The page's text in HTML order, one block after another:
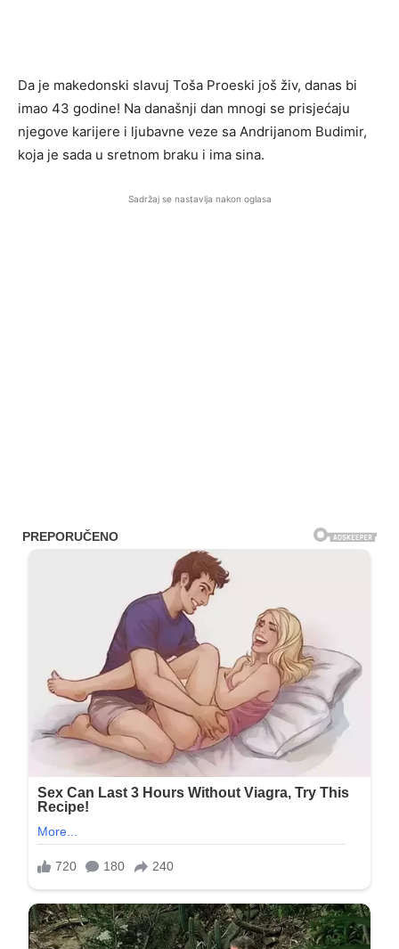
Da je makedonski slavuj Toša Proeski još živ, danas bi
imao 43 godine! Na današnji dan mnogi se prisjećaju
njegove karijere i ljubavne veze sa Andrijanom Budimir,
koja je sada u sretnom braku i ima sina.
Sadržaj se nastavlja nakon oglasa